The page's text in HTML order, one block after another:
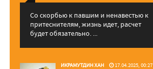
Со скорбью к павшим и ненавестью к
притеснителям, жизнь идет, расчет
будет обязательно. ...
ИКРАМУТДИН ХАН 17.04.2025, 00:27